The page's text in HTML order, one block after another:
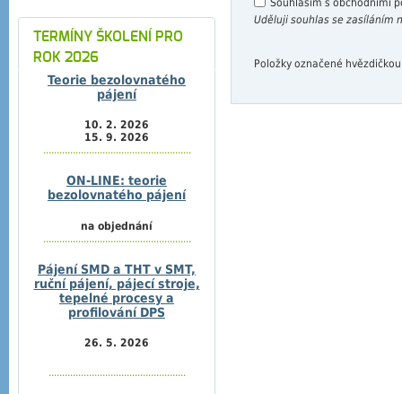
Souhlasím s obchodními
Uděluji souhlas se zasíláním
Položky označené
TERMÍNY ŠKOLENÍ PRO
ROK 2026
Teorie bezolovnatého
pájení
10. 2. 2026
15. 9. 2026
.......................................................
ON-LINE: teorie
bezolovnatého pájení
na objednání
.......................................................
Pájení SMD a THT v SMT,
ruční pájení, pájecí stroje,
tepelné procesy a
profilování DPS
26. 5. 2026
...................................................